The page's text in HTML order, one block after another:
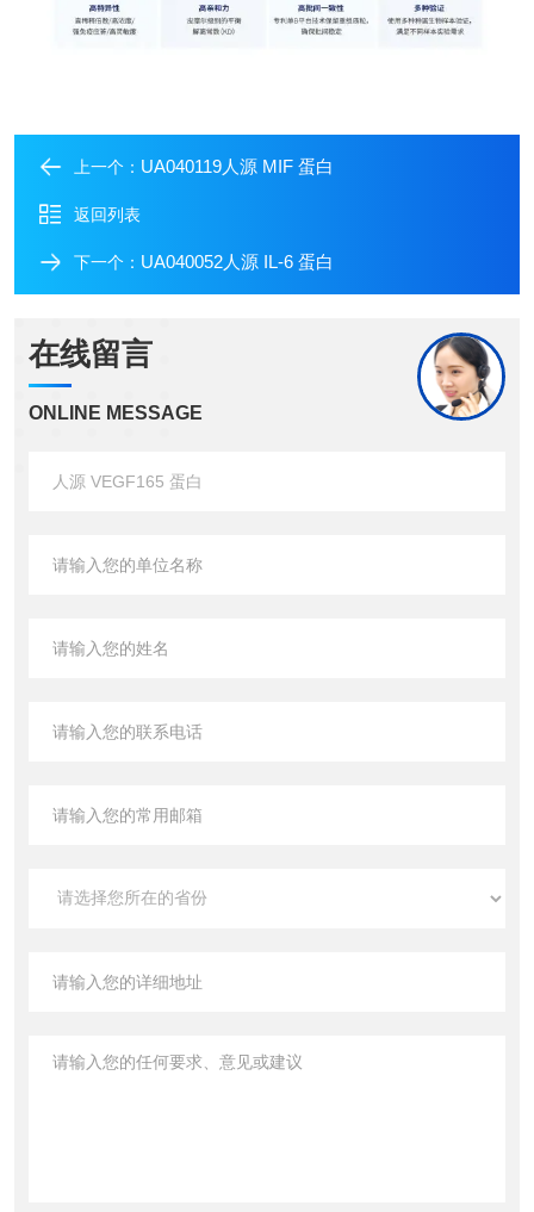
上一个： UA040119人源 MIF 蛋白
返回列表
下一个： UA040052人源 IL-6 蛋白
在线留言
ONLINE MESSAGE